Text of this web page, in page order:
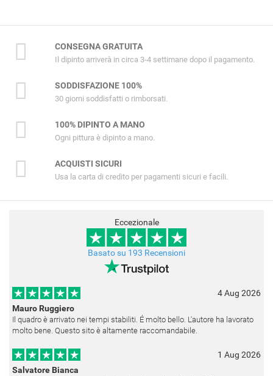
CONSEGNA GRATUITA
Il dipinto arriverà in circa 3-4 settimane dopo il pagamento.
SODDISFAZIONE 100%
30 giorni soddisfatti o rimborsati.
100% DIPINTO A MANO
Ogni pittura è dipinto a mano.
ACQUISTI SICURI
Usa la carta di credito per pagamenti sicuri e facili.
Eccezionale
Basato su 193 Recensioni
4 Aug 2026
Mauro Ruggiero
Il quadro è arrivato nei tempi stabiliti. É molto bello. L'autore ha lavorato
molto bene. Questo sito è altamente raccomandabile.
1 Aug 2026
Salvatore Bianca